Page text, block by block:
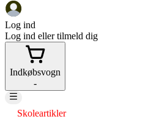
Log ind
Log ind eller tilmeld dig
Indkøbsvogn
-
Skoleartikler